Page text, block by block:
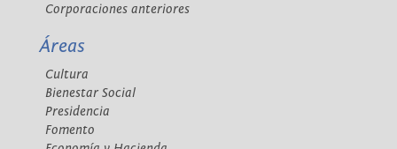
Corporaciones anteriores
Áreas
Cultura
Bienestar Social
Presidencia
Fomento